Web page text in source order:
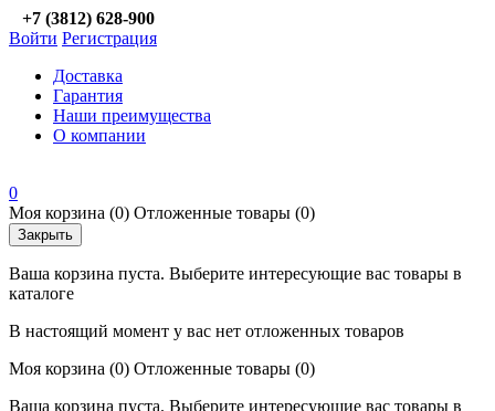
+7 (3812) 628-900
Войти Регистрация
Доставка
Гарантия
Наши преимущества
О компании
0
Моя корзина (0) Отложенные товары (0)
Закрыть
Ваша корзина пуста. Выберите интересующие вас товары в
каталоге
В настоящий момент у вас нет отложенных товаров
Моя корзина (0) Отложенные товары (0)
Ваша корзина пуста. Выберите интересующие вас товары в